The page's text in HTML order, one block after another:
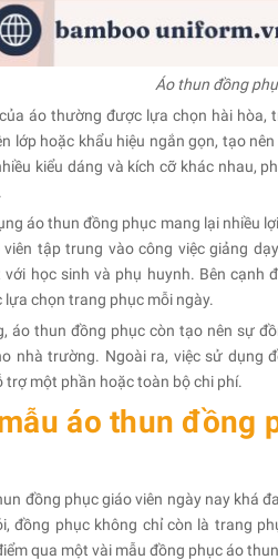
Áo thun đồng
áo thường được lựa chọn hài hòa,
lớp hoặc khẩu hiệu ngắn gọn, tạo
kiểu dáng và kích cỡ khác nhau,
áo thun đồng phục mang lại nhiều
viên tập trung vào công việc giảng
học sinh và phụ huynh. Bên cạnh
lựa chọn trang phục mỗi ngày.
áo thun đồng phục còn tạo nên sự
nhà trường. Ngoài ra, việc sử dụng
trợ một phần hoặc toàn bộ chi phí.
áo thun đồng
đồng phục giáo viên ngày nay khá
đồng phục không chỉ còn là trang
qua một vài mẫu đồng phục áo